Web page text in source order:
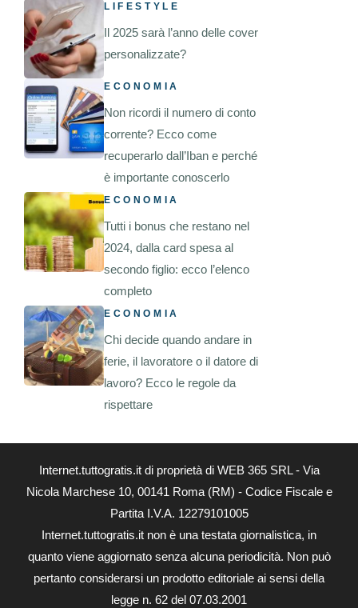
LIFESTYLE
Il 2025 sarà l’anno delle cover
personalizzate?
ECONOMIA
Non ricordi il numero di conto
corrente? Ecco come
recuperarlo dall’Iban e perché
è importante conoscerlo
ECONOMIA
Tutti i bonus che restano nel
2024, dalla card spesa al
secondo figlio: ecco l’elenco
completo
ECONOMIA
Chi decide quando andare in
ferie, il lavoratore o il datore di
lavoro? Ecco le regole da
rispettare
Internet.tuttogratis.it di proprietà di WEB 365 SRL - Via
Nicola Marchese 10, 00141 Roma (RM) - Codice Fiscale e
Partita I.V.A. 12279101005
Internet.tuttogratis.it non è una testata giornalistica, in
quanto viene aggiornato senza alcuna periodicità. Non può
pertanto considerarsi un prodotto editoriale ai sensi della
legge n. 62 del 07.03.2001